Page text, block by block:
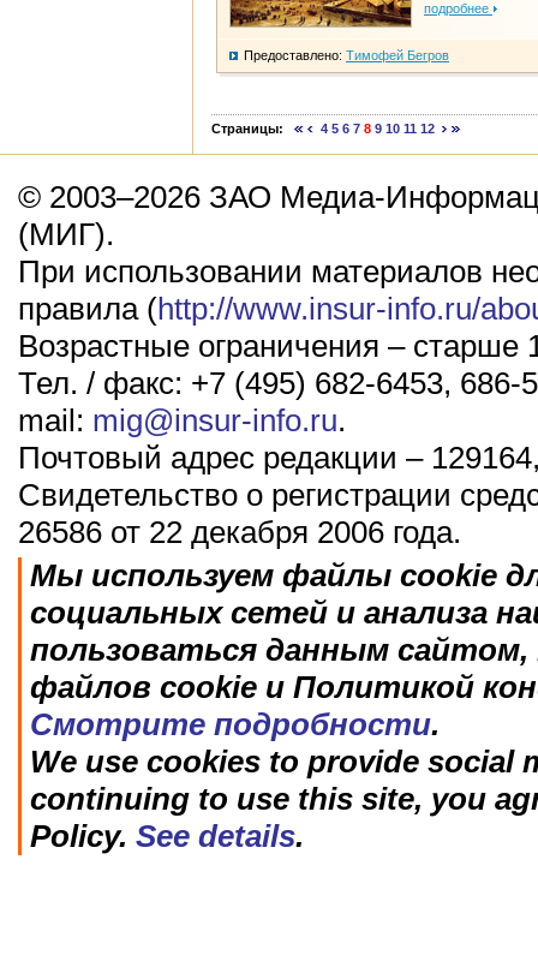
подробнее
Предоставлено: Тимофей Бегров
Страницы: 4 5 6 7 8 9 10 11 12
© 2003–2026 ЗАО Медиа-
(МИГ).
При использовании материалов
правила (http://www.insur-info.ru/
Возрастные ограничения – старше
Тел. / факс: +7 (495) 682-6453, 686-
mail: mig@insur-info.ru.
Почтовый адрес редакции –
Свидетельство о регистрации
26586 от 22 декабря 2006 года.
Мы используем файлы cookie
социальных сетей и анализа
пользоваться данным
файлов cookie и Политикой
Смотрите подробности.
We use cookies to provide social
continuing to use this site, you
Policy. See details.